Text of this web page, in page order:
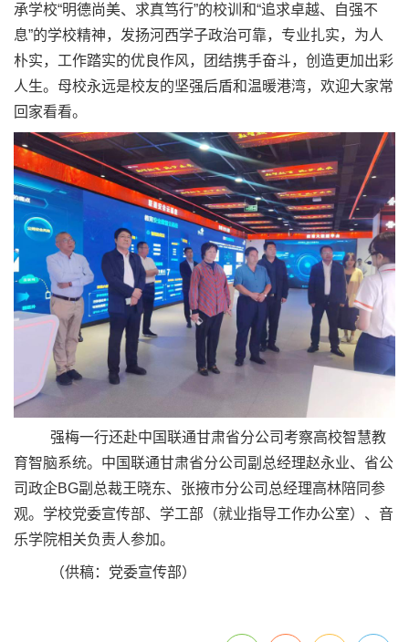
承学校“明德尚美、求真笃行”的校训和“追求卓越、自强不
息”的学校精神，发扬河西学子政治可靠，专业扎实，为人
朴实，工作踏实的优良作风，团结携手奋斗，创造更加出彩
人生。母校永远是校友的坚强后盾和温暖港湾，欢迎大家常
回家看看。
强梅一行还赴中国联通甘肃省分公司考察高校智慧教
育智脑系统。中国联通甘肃省分公司副总经理赵永业、省公
司政企BG副总裁王晓东、张掖市分公司总经理高林陪同参
观。学校党委宣传部、学工部（就业指导工作办公室）、音
乐学院相关负责人参加。
（供稿：党委宣传部）